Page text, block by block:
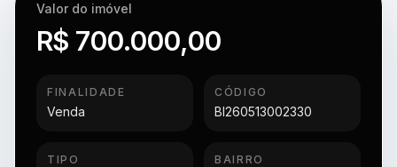
Valor do imóvel
R$ 700.000,00
FINALIDADE
Venda
CÓDIGO
BI260513002330
TIPO BAIRRO